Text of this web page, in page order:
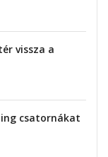
vissza a
csatornákat